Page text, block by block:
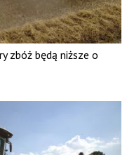
zbóż będą niższe o